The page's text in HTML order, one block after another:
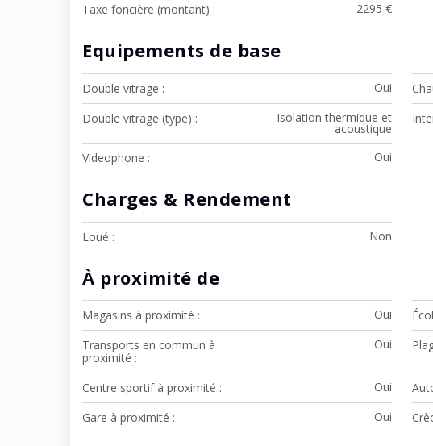
Taxe foncière (montant) 2295 €
Equipements de base
Double vitrage Oui
Double vitrage (type)
Isolation thermique et
acoustique
Videophone Oui
Charges & Rendement
Loué Non
À proximité de
Magasins à proximité Oui
Transports en commun à
proximité
Oui
Centre sportif à proximité Oui
Gare à proximité
Oui